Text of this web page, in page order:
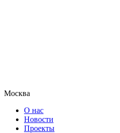
Москва
О нас
Новости
Проекты